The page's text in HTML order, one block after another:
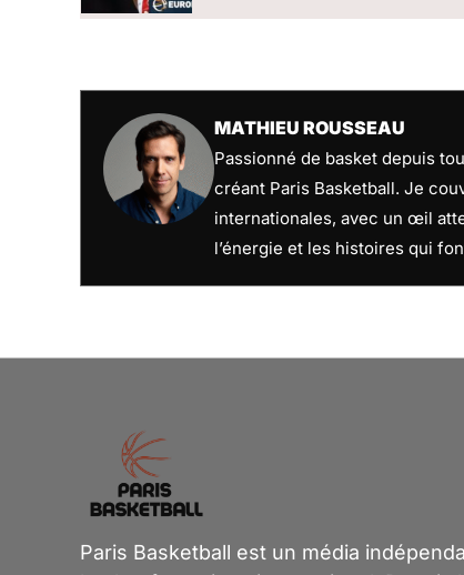
MATHIEU ROUSSEAU
Passionné de basket depuis
créant Paris Basketball. Je
internationales, avec un œil
l’énergie et les histoires qui
Paris Basketball est un média